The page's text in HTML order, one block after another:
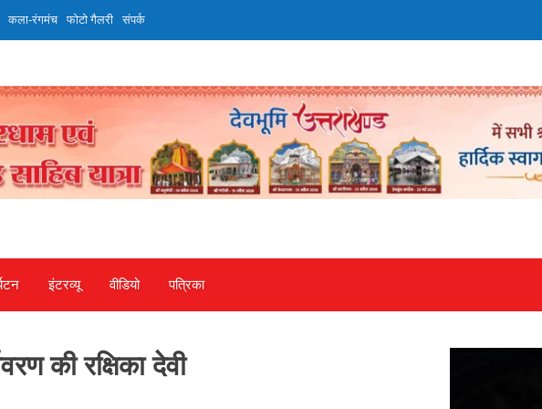
कला-रंगमंच फोटो गैलरी संपर्क
इंटरव्‍यू वीडियो पत्रिका
की रक्षिका देवी